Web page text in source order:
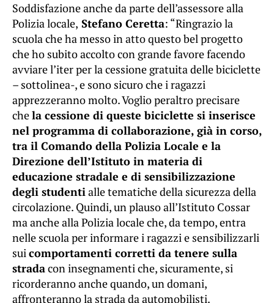
Soddisfazione anche da parte dell’assessore alla
Polizia locale, Stefano Ceretta: “Ringrazio la
scuola che ha messo in atto questo bel progetto
che ho subito accolto con grande favore facendo
avviare l’iter per la cessione gratuita delle biciclette
– sottolinea-, e sono sicuro che i ragazzi
apprezzeranno molto. Voglio peraltro precisare
chela cessione di queste biciclette si inserisce
nel programma di collaborazione, già in corso,
tra il Comando della Polizia Locale e la
Direzione dell’Istituto in materia di
educazione stradale e di sensibilizzazione
degli studentialle tematiche della sicurezza della
circolazione. Quindi, un plauso all’Istituto Cossar
ma anche alla Polizia locale che, da tempo, entra
nelle scuola per informare i ragazzi e sensibilizzarli
suicomportamenti corretti da tenere sulla
stradacon insegnamenti che, sicuramente, si
ricorderanno anche quando, un domani,
affronteranno la strada da automobilisti.